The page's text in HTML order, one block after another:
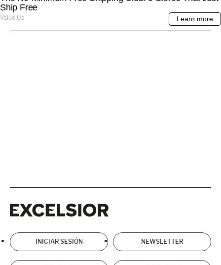
INICIAR SESIÓN NEWSLETTER